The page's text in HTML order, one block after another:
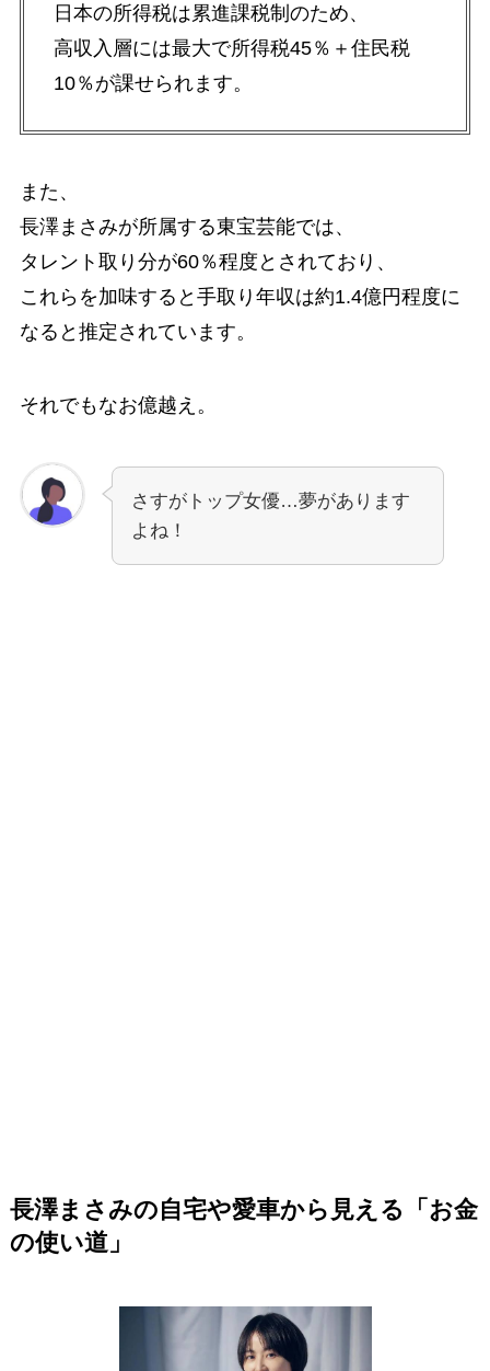
日本の所得税は累進課税制のため、
高収入層には最大で所得税45％＋住民税
10％が課せられます。
また、
長澤まさみが所属する東宝芸能では、
タレント取り分が60％程度とされており、
これらを加味すると手取り年収は約1.4億円程度に
なると推定されています。
それでもなお億越え。
さすがトップ女優…夢があります
よね！
長澤まさみの自宅や愛車から見える「お金
の使い道」